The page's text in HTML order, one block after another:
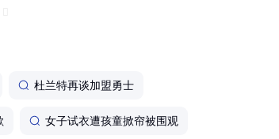
场,咱们北京的兄弟姐妹,爷们娘们,都不能走个面?咱北京20
杜兰特再谈加盟勇士
女子试衣遭孩童掀帘被围观